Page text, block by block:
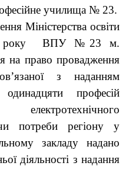
училища № 23.
Міністерства освіти
року ВПУ №23 м.
на право провадження
з наданням
професій
потреби регіону у
закладу надано
діяльності з надання